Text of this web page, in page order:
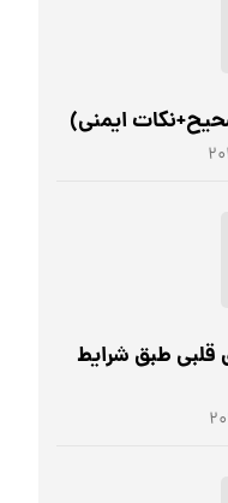
ایمنی)
قلبی طبق شرایط